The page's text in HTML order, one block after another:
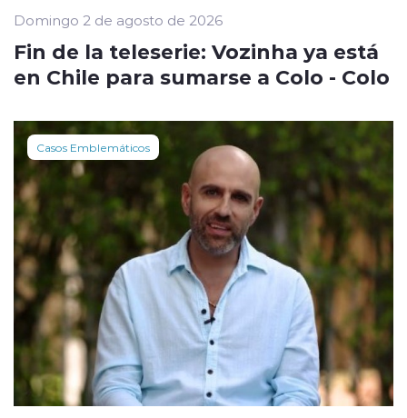
Domingo 2 de agosto de 2026
Fin de la teleserie: Vozinha ya está
en Chile para sumarse a Colo - Colo
Casos Emblemáticos